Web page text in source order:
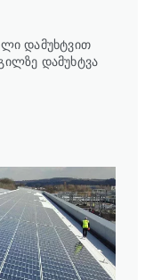
დამუხტვით
დამუხტვა